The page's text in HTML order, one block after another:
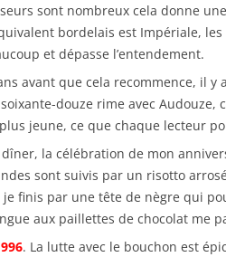
sont nombreux cela donne
bordelais est Impériale,
et dépasse l’entendement.
avant que cela recommence, il
douze rime avec
jeune, ce que chaque lecteur
la célébration de mon
sont suivis par un risotto
finis par une tête de nègre qui
aux paillettes de chocolat me
. La lutte avec le bouchon est